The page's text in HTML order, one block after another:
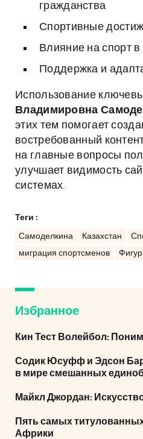
гражданства
Спортивные
Влияние на спорт в
Поддержка и
Использование
Владимировна
этих тем помогает
востребованный
на главные вопросы
улучшает видимость
системах.
Теги :
Самоделкина Казахстан
миграция спортсменов
Избранное
Кин Тест Волейбол:
Содик Юсуфф и Эдсон
в мире смешанных
Майкл Джордан:
Пять самых
Африки